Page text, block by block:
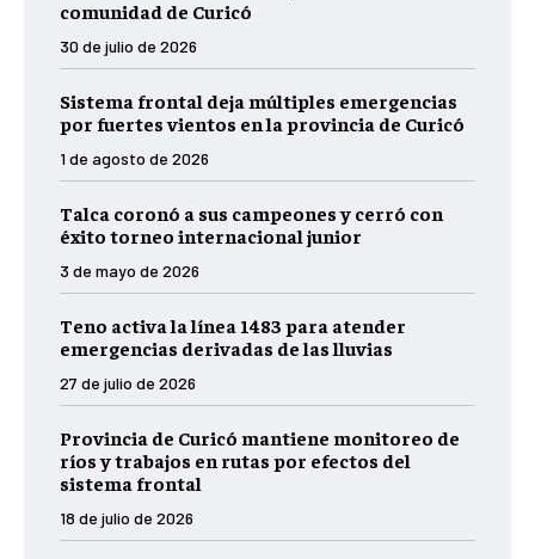
comunidad de Curicó
30 de julio de 2026
Sistema frontal deja múltiples emergencias
por fuertes vientos en la provincia de Curicó
1 de agosto de 2026
Talca coronó a sus campeones y cerró con
éxito torneo internacional junior
3 de mayo de 2026
Teno activa la línea 1483 para atender
emergencias derivadas de las lluvias
27 de julio de 2026
Provincia de Curicó mantiene monitoreo de
ríos y trabajos en rutas por efectos del
sistema frontal
18 de julio de 2026